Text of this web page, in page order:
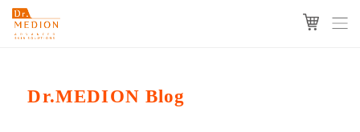
Dr.MEDION Blog